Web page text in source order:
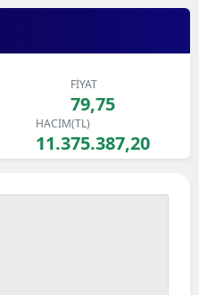
FİYAT
79,75
HACİM(TL)
11.375.387,20